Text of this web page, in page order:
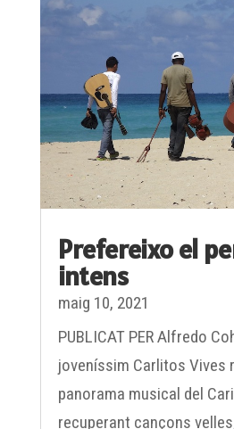
Prefereixo el
intens
maig 10, 2021
PUBLICAT PER Alfredo
joveníssim Carlitos Vives
panorama musical del
recuperant cançons